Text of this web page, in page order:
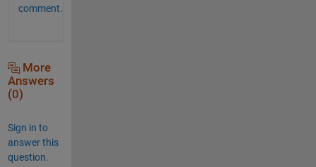
comment.
More
Answers
(0)
Sign in to
answer this
question.